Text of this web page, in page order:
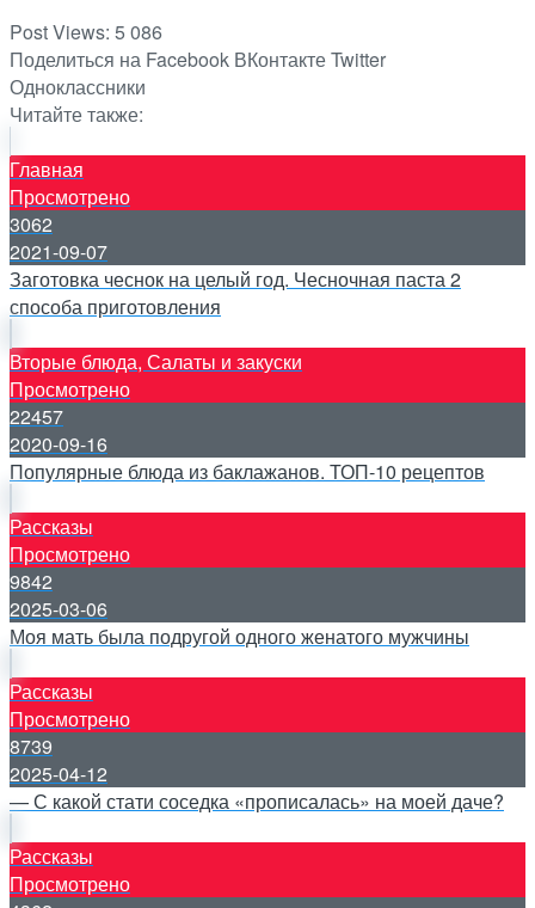
Post Views: 5 086
Поделиться на Facebook ВКонтактеTwitter
Одноклассники
Читайте также:
Главная
Просмотрено
3062
2021-09-07
Заготовка чеснок на целый год. Чесночная паста 2
способа приготовления
Вторые блюда, Салаты и закуски
Просмотрено
22457
2020-09-16
Популярные блюда из баклажанов. ТОП-10 рецептов
Рассказы
Просмотрено
9842
2025-03-06
Моя мать была подругой одного женатого мужчины
Рассказы
Просмотрено
8739
2025-04-12
— С какой стати соседка «прописалась» на моей даче?
Рассказы
Просмотрено